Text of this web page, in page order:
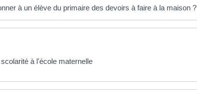
à un élève du primaire des devoirs à faire à la maison ?
à l'école maternelle